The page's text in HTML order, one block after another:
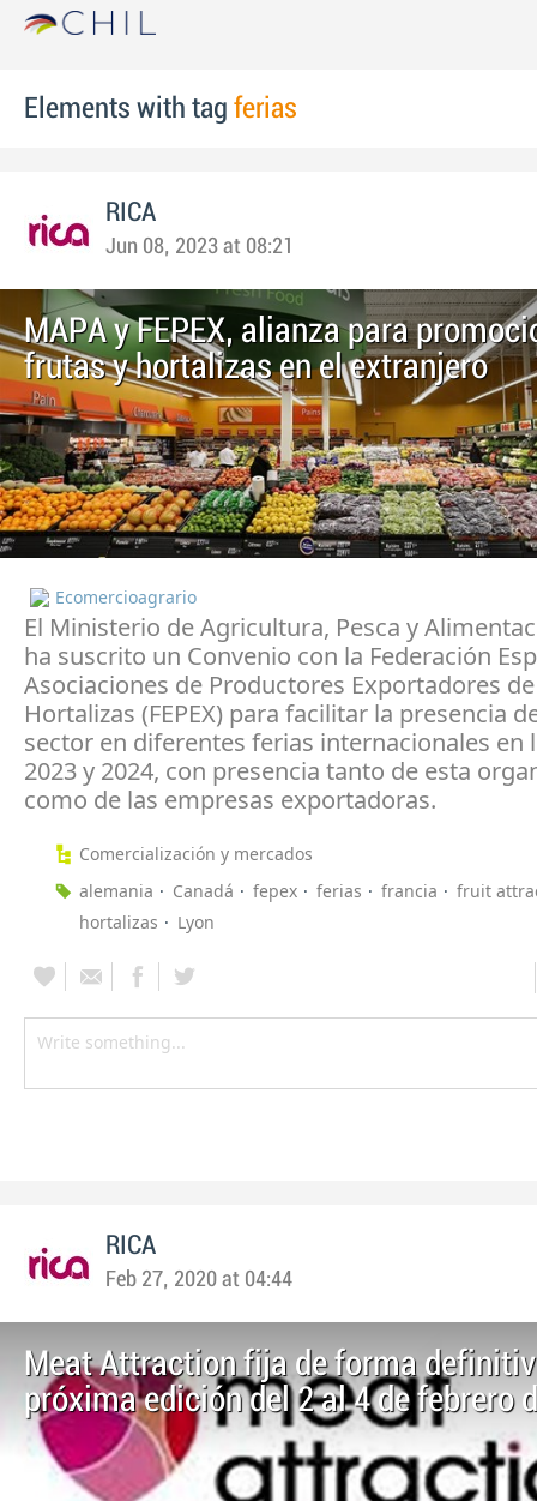
Elements with tag ferias
RICA
Jun 08, 2023 at 08:21
MAPA y FEPEX, alianza para
frutas y hortalizas en el extranjero
Ecomercioagrario
El Ministerio de Agricultura, Pesca y
ha suscrito un Convenio con la Federación
Asociaciones de Productores Exportadores
Hortalizas (FEPEX) para facilitar la presencia
sector en diferentes ferias internacionales en
2023 y 2024, con presencia tanto de esta
como de las empresas exportadoras.
Comercialización y mercados
alemania
Canadá fepex ferias francia
fruit
hortalizas
Lyon
RICA
Feb 27, 2020 at 04:44
Meat Attraction fija de forma
próxima edición del 2 al 4 de febrero